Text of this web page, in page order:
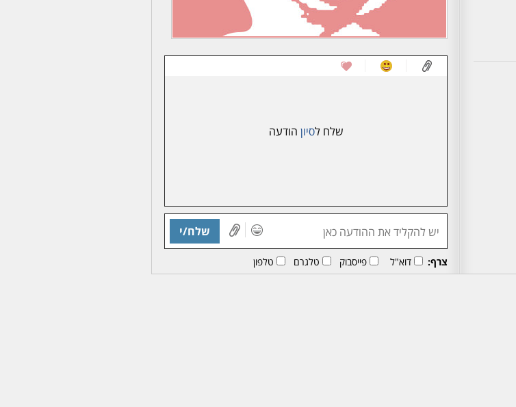
שלח לסיון הודעה
שלח/י
צרף: דוא"ל פייסבוק טלגרם טלפון